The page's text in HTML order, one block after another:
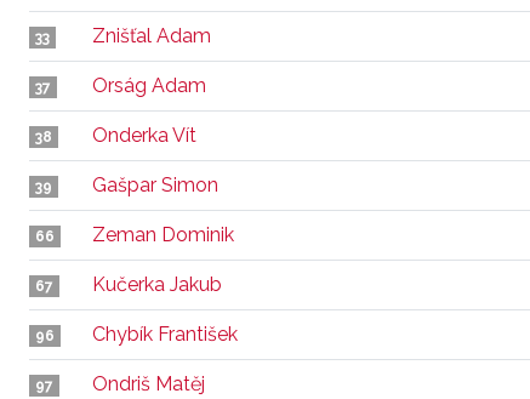
33 Znišťal Adam
37 Orság Adam
38 Onderka Vít
39 Gašpar Simon
66 Zeman Dominik
67 Kučerka Jakub
96 Chybík František
97 Ondriš Matěj